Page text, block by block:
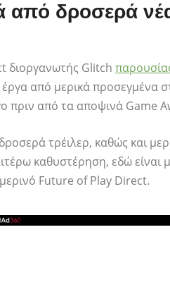
από δροσερά
διοργανωτής Glitch
από μερικά προσεγμένα
πριν από τα αποψινά Game
τρέιλερ, καθώς και
καθυστέρηση, εδώ
Future of Play Direct.